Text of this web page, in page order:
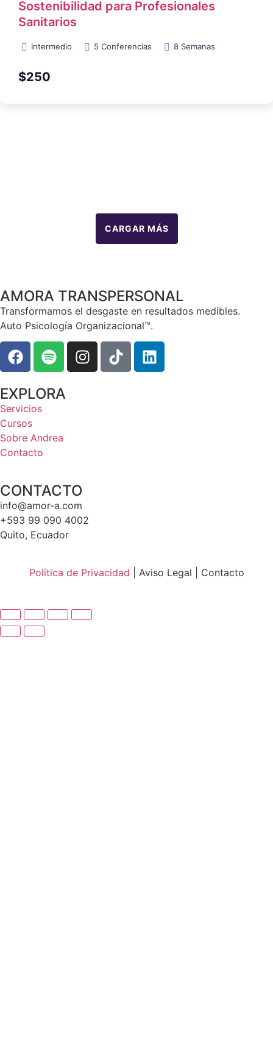
Sostenibilidad para Profesionales
Sanitarios
Intermedio 5 Conferencias 8 Semanas
$250
CARGAR MÁS
AMORA TRANSPERSONAL
Transformamos el desgaste en resultados medibles.
Auto Psicología Organizacional™.
EXPLORA
Servicios
Cursos
Sobre Andrea
Contacto
CONTACTO
info@amor-a.com
+593 99 090 4002
Quito, Ecuador
Política de Privacidad | Aviso Legal | Contacto